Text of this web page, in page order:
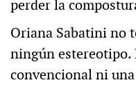
perder la
Oriana Sabatini no
ningún estereotipo.
convencional ni